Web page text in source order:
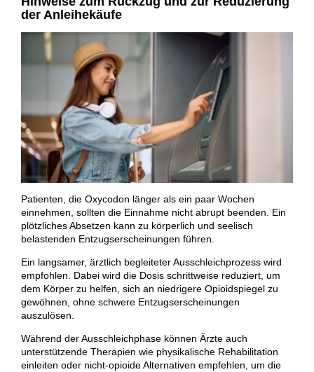
der Anleihekäufe
Patienten, die Oxycodon länger als ein paar Wochen
einnehmen, sollten die Einnahme nicht abrupt beenden. Ein
plötzliches Absetzen kann zu körperlich und seelisch
belastenden Entzugserscheinungen führen.
Ein langsamer, ärztlich begleiteter Ausschleichprozess wird
empfohlen. Dabei wird die Dosis schrittweise reduziert, um
dem Körper zu helfen, sich an niedrigere Opioidspiegel zu
gewöhnen, ohne schwere Entzugserscheinungen
auszulösen.
Während der Ausschleichphase können Ärzte auch
unterstützende Therapien wie physikalische Rehabilitation
einleiten oder nicht-opioide Alternativen empfehlen, um die